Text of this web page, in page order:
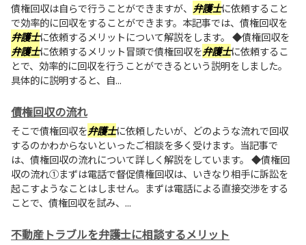
債権回収は自らで行うことができますが、 弁護士に依頼すること
で効率的に回収をすることができます。本記事では、債権回収を
弁護士に依頼するメリットについて解説をします。 ◆債権回収を
弁護士に依頼するメリット冒頭で債権回収を弁護士に依頼するこ
とで、効率的に回収を行うことができるという説明をしました。
具体的に説明すると、自...
債権回収の流れ
そこで債権回収を弁護士に依頼したいが、どのような流れで回収
するのかわからないといったご相談を多く受けます。当記事で
は、債権回収の流れについて詳しく解説をしています。 ◆債権回
収の流れ①まずは電話で督促債権回収は、いきなり相手に訴訟を
起こすようなことはしません。まずは電話による直接交渉をする
ことで、債権回収を試み、...
不動産トラブルを弁護士に相談するメリット